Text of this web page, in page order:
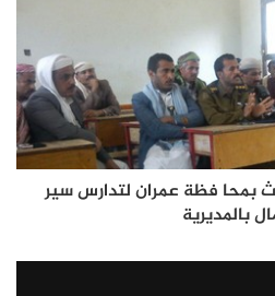
بمحا فظة عمران لتدارس سير
بالمديرية